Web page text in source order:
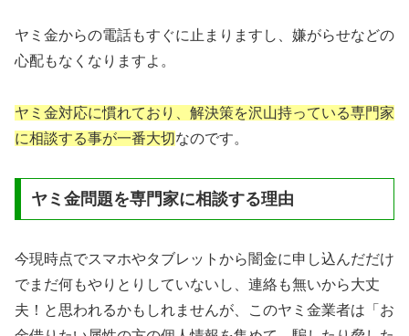
ヤミ金からの電話もすぐに止まりますし、嫌がらせなどの
心配もなくなりますよ。
ヤミ金対応に慣れており、解決策を沢山持っている専門家
に相談する事が一番大切なのです。
ヤミ金問題を専門家に相談する理由
今現時点でスマホやタブレットから闇金に申し込んだだけ
でまだ何もやりとりしていないし、連絡も無いから大丈
夫！と思われるかもしれませんが、このヤミ金業者は「お